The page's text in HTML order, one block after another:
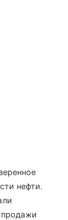
нефти.
продажи